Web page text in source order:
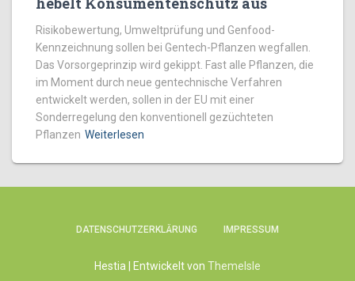
Risikobewertung, Umweltprüfung und Genfood-
Kennzeichnung sollen bei Gentech-Pflanzen wegfallen.
Das Vorsorgeprinzip wird gekippt. Fast alle Pflanzen, die
im Moment durch neue gentechnische Verfahren
entwickelt werden, sollen in der EU mit einer
Sonderregelung den konventionell gezüchteten
Pflanzen Weiterlesen
DATENSCHUTZERKLÄRUNG IMPRESSUM
Hestia | Entwickelt von ThemeIsle